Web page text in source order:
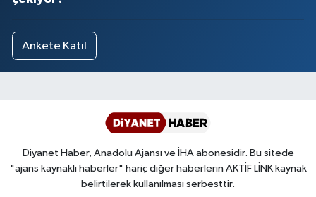
Ankete Katıl
Diyanet Haber, Anadolu Ajansı ve İHA abonesidir. Bu sitede
"ajans kaynaklı haberler" hariç diğer haberlerin AKTİF LİNK kaynak
belirtilerek kullanılması serbesttir.